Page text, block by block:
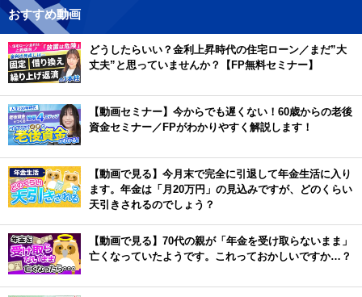
おすすめ動画
どうしたらいい？金利上昇時代の住宅ローン／まだ”大
丈夫”と思っていませんか？【FP無料セミナー】
【動画セミナー】今からでも遅くない！60歳からの老後
資金セミナー／FPがわかりやすく解説します！
【動画で見る】今月末で完全に引退して年金生活に入り
ます。年金は「月20万円」の見込みですが、どのくらい
天引きされるのでしょう？
【動画で見る】70代の親が「年金を受け取らないまま」
亡くなっていたようです。これっておかしいですか…？